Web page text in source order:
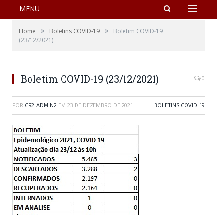
MENU
Home » Boletins COVID-19 »
Boletim COVID-19
(23/12/2021)
Boletim COVID-19 (23/12/2021) 0
POR CR2-ADMIN2 EM 23 DE DEZEMBRO DE 2021 BOLETINS COVID-19